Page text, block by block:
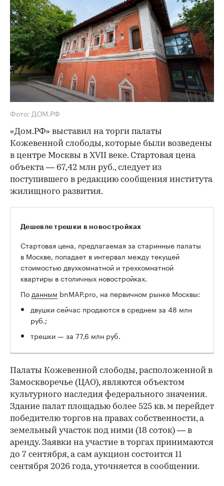
Фото: ДОМ.РФ
«Дом.РФ» выставил на торги палаты
Кожевенной слободы, которые были возведены
в центре Москвы в XVII веке. Стартовая цена
объекта — 67,42 млн руб., следует из
поступившего в редакцию сообщения института
жилищного развития.
Дешевле трешки в новостройках
Стартовая цена, предлагаемая за старинные палаты
в Москве, попадает в интервал между текущей
стоимостью двухкомнатной и трехкомнатной
квартиры в столичных новостройках.
По данным bnMAP.pro, на первичном рынке Москвы:
двушки сейчас продаются в среднем за 48 млн
руб.;
трешки — за 77,6 млн руб.
Палаты Кожевенной слободы, расположенной в
Замоскворечье (ЦАО), являются объектом
культурного наследия федерального значения.
Здание палат площадью более 525 кв. м перейдет
победителю торгов на правах собственности, а
земельный участок под ними (18 соток) — в
аренду. Заявки на участие в торгах принимаются
до 7 сентября, а сам аукцион состоится 11
сентября 2026 года, уточняется в сообщении.